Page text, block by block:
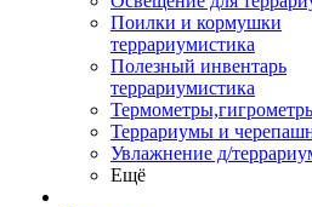
Поилки и кормушки
террариумистика
Полезный инвентарь
террариумистика
Террариумы и
Увлажнение д/
Ещё